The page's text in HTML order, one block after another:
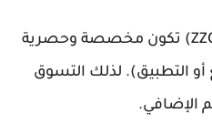
عادةً، أكواد الخصم مثل (ZZCO) تكون مخصصة وحصرية
أو التطبيق). لذلك التسوق
الإضافي.